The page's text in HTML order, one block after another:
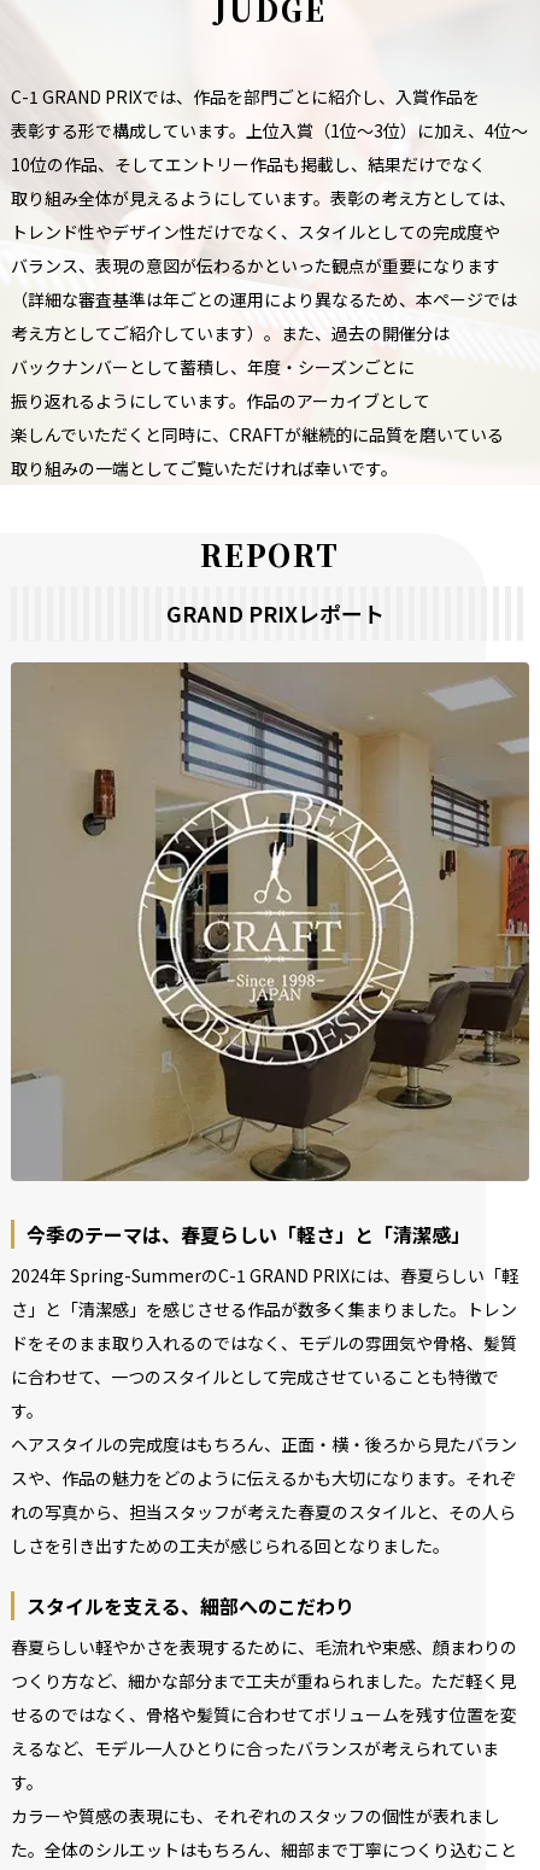
J UDGE
C-1 GRAND PRIXでは、 作品を部門ごとに紹介し、 入賞作品を
表彰する形で構成しています。 上位入賞 （1位〜3位）に加え、 4位〜
10位の作品、 そしてエントリー作品も掲載し、 結果だけでなく
取り組み全体が見えるように しています。 表彰の考え方と しては、
トレンド性やデザイン性だけでなく、 スタイルと しての完成度や
バランス、 表現の意図が伝わるかといった観点が重要になります
（詳細な審査基準は年ごとの運用により異なるため、 本ページでは
考え方として ご紹介しています）。 また、 過去の開催分は
バックナンバーと して蓄積し、 年度・シーズンごとに
振り返れるように しています。 作品のアーカイブと して
楽しんでいただくと同時に、 CRAFTが継続的に品質を磨いている
取り組みの一端と して ご覧いただければ幸いです。
REPORT
GRAND PRIXレポート
今季のテーマは、春夏らしい「軽さ」と「清潔感」
2024年 Spring-SummerのC-1 GRAND PRIXには、春夏らしい「軽
さ」と「清潔感」を感じさせる作品が数多く集まりました。トレン
ドをそのまま取り入れるのではなく、モデルの雰囲気や骨格、髪質
に合わせて、一つのスタイルとして完成させていることも特徴で
す。
ヘアスタイルの完成度はもちろん、正面・横・後ろから見たバラン
スや、作品の魅力をどのように伝えるかも大切になります。それぞ
れの写真から、担当スタッフが考えた春夏のスタイルと、その人ら
しさを引き出すための工夫が感じられる回となりました。
スタイルを支える、細部へのこだわり
春夏らしい軽やかさを表現するために、毛流れや束感、顔まわりの
つくり方など、細かな部分まで工夫が重ねられました。ただ軽く見
せるのではなく、骨格や髪質に合わせてボリュームを残す位置を変
えるなど、モデル一人ひとりに合ったバランスが考えられていま
す。
カラーや質感の表現にも、それぞれのスタッフの個性が表れまし
た。全体のシルエットはもちろん、細部まで丁寧につくり込むこと